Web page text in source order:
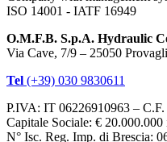
ISO 14001 - IATF 16949
O.M.F.B. S.p.A. Hydraulic
Via Cave, 7/9 – 25050
Tel (+39) 030 9830611
P.IVA: IT 06226910963 –
Capitale Sociale: € 20.000.000
N° Isc. Reg. Imp. di Brescia: